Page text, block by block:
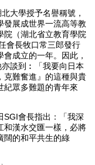
大學授予名譽稱號，
發展成世界一流高等教
院（湖北省立教育學院
會長牧口常三郎發行
成立的一年。因此，
談到︰「我要向日本
克難奮進』的這種與貴
紀眾多難題的青年來
SGI會長指出：「我深
和漢水交匯一樣，必將
闊的和平共生的綠